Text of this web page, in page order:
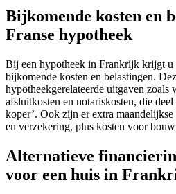
Bijkomende kosten en
Franse hypotheek
Bij een hypotheek in Frankrijk krijgt u
bijkomende kosten en belastingen.
hypotheekgerelateerde uitgaven zoals
afsluitkosten en notariskosten, die
koper’. Ook zijn er extra
en verzekering, plus kosten voor
Alternatieve
voor een huis in